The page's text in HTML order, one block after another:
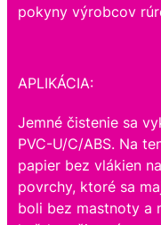
pokyny výrobcov
APLIKÁCIA:
Jemné čistenie sa
PVC-U/C/ABS. Na
papier bez vlákien
povrchy, ktoré sa
boli bez mastnoty a